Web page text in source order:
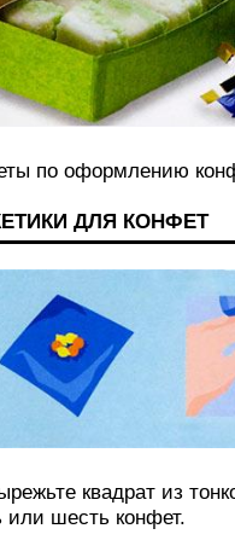
по оформлению
ДЛЯ КОНФЕТ
квадрат из
или шесть конфет.